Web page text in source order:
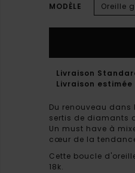
MODÈLE Oreille
Livraison
Livraison
Du renouveau
sertis de diamants
Un must have à
cœur de la
Cette boucle
18k.